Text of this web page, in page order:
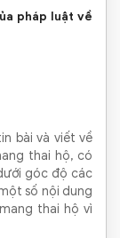
pháp luật về
bài và viết về
thai hộ, có
góc độ các
số nội dung
thai hộ vì